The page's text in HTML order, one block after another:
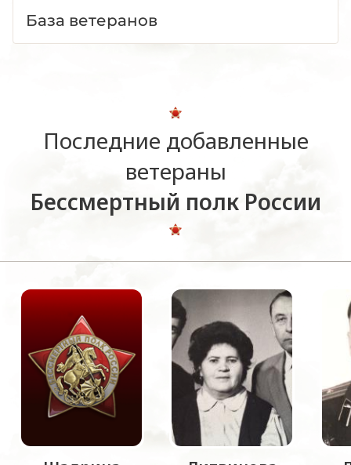
База ветеранов
Последние добавленные
ветераны
Бессмертный полк России